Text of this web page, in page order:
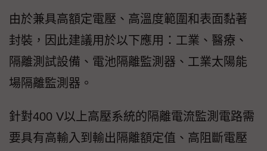
由於兼具高額定電壓、高溫度範圍和表面黏著
封裝，因此建議用於以下應用：工業、醫療、
隔離測試設備、電池隔離監測器、工業太陽能
場隔離監測器。
針對400 V以上高壓系統的隔離電流監測電路需
要具有高輸入到輸出隔離額定值、高阻斷電壓